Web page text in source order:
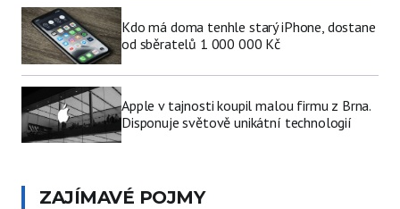
Kdo má doma tenhle starý iPhone, dostane
od sběratelů 1 000 000 Kč
Apple v tajnosti koupil malou firmu z Brna.
Disponuje světově unikátní technologií
ZAJÍMAVÉ POJMY